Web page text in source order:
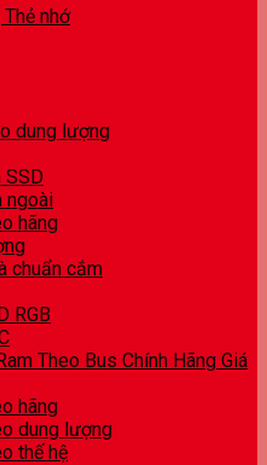
Thẻ nhớ
dung lượng
SSD
ngoài
hãng
chuẩn cắm
RGB
Theo Bus Chính Hãng Giá
hãng
dung lượng
thế hệ